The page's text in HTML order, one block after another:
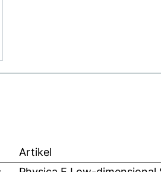
Artikel